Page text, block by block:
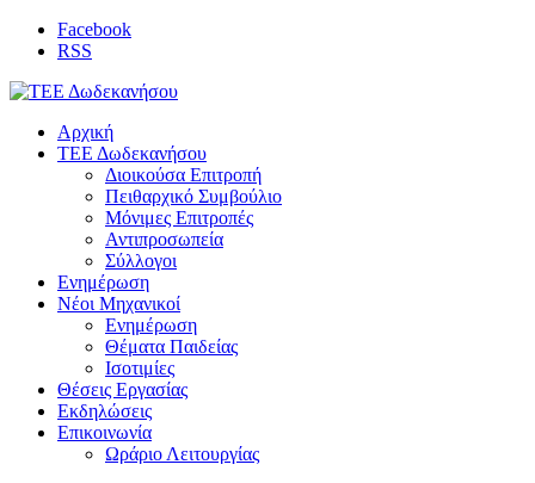
Facebook
RSS
Αρχική
ΤΕΕ Δωδεκανήσου
Διοικούσα Επιτροπή
Πειθαρχικό Συμβούλιο
Μόνιμες Επιτροπές
Αντιπροσωπεία
Σύλλογοι
Ενημέρωση
Νέοι Μηχανικοί
Ενημέρωση
Θέματα Παιδείας
Ισοτιμίες
Θέσεις Εργασίας
Εκδηλώσεις
Επικοινωνία
Ωράριο Λειτουργίας